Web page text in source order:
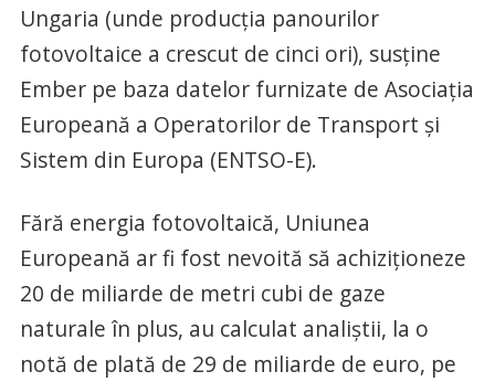
Ungaria (unde producţia panourilor
fotovoltaice a crescut de cinci ori), susţine
Ember pe baza datelor furnizate de Asociaţia
Europeană a Operatorilor de Transport şi
Sistem din Europa (ENTSO-E).
Fără energia fotovoltaică, Uniunea
Europeană ar fi fost nevoită să achiziţioneze
20 de miliarde de metri cubi de gaze
naturale în plus, au calculat analiştii, la o
notă de plată de 29 de miliarde de euro, pe